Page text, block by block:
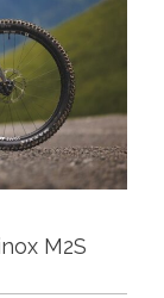
M2S